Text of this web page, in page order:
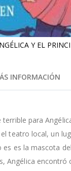
Y EL
terrible para
teatro local, un
es es la mascota
Angélica encontró
INFORMACIÓN